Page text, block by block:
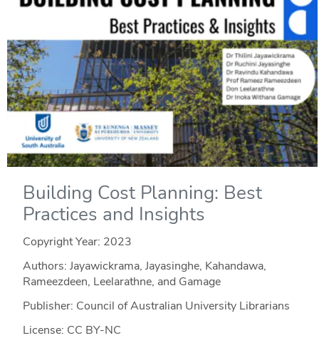
Building Cost Planning: Best
Practices and Insights
Copyright Year: 2023
Authors: Jayawickrama, Jayasinghe, Kahandawa,
Rameezdeen, Leelarathne, and Gamage
Publisher: Council of Australian University Librarians
License: CC BY-NC